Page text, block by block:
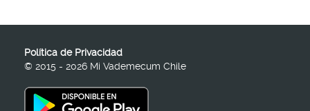
Política de Privacidad
© 2015 - 2026 Mi Vademecum Chile